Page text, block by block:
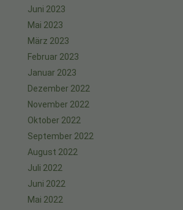
Juni 2023
Mai 2023
März 2023
Februar 2023
Januar 2023
Dezember 2022
November 2022
Oktober 2022
September 2022
August 2022
Juli 2022
Juni 2022
Mai 2022